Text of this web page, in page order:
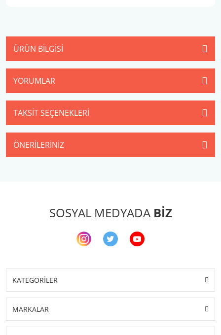
ÜRÜN BILGISI
YORUMLAR
TAKSIT SEÇENEKLERI
ÖNERILERINIZ
SOSYAL MEDYADA BİZ
KATEGORİLER
MARKALAR